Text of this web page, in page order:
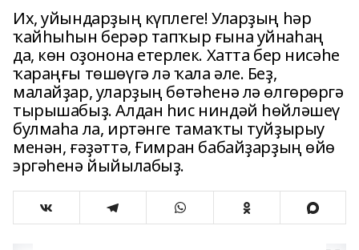
Их, уйындарҙың күплеге! Уларҙың һәр
ҡайһыһын берәр тапҡыр ғына уйнаһаң
да, көн оҙонона етерлек. Хатта бер нисәһе
ҡараңғы төшөүгә лә ҡала әле. Беҙ,
малайҙар, уларҙың бөтәһенә лә өлгөрөргә
тырышабыҙ. Алдан һис ниндәй һөйләшеү
булмаһа ла, иртәнге тамаҡты туйҙырыу
менән, ғәҙәттә, Ғимран бабайҙарҙың өйө
эргәһенә йыйылабыҙ.